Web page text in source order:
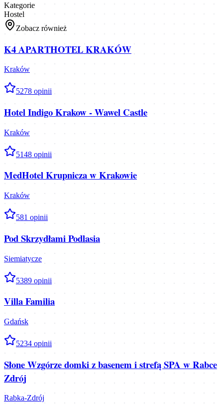
Kategorie
Hostel
Zobacz również
K4 APARTHOTEL KRAKÓW
Kraków
5278 opinii
Hotel Indigo Krakow - Wawel Castle
Kraków
5148 opinii
MedHotel Krupnicza w Krakowie
Kraków
581 opinii
Pod Skrzydłami Podlasia
Siemiatycze
5389 opinii
Villa Familia
Gdańsk
5234 opinii
Słone Wzgórze domki z basenem i strefą SPA w Rabce
Zdrój
Rabka-Zdrój